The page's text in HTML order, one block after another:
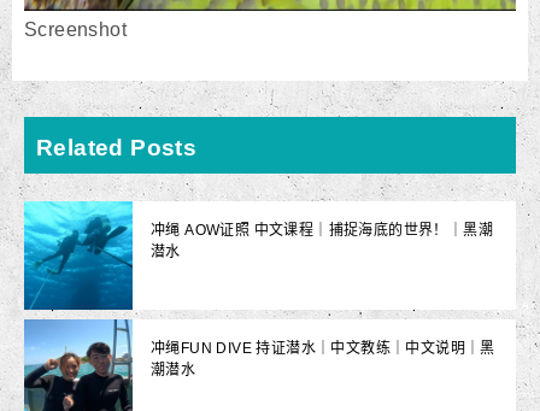
Screenshot
Related Posts
冲绳 AOW证照 中文课程｜捕捉海底的世界！｜黑潮
潜水
冲绳FUN DIVE 持证潜水｜中文教练｜中文说明｜黑
潮潜水